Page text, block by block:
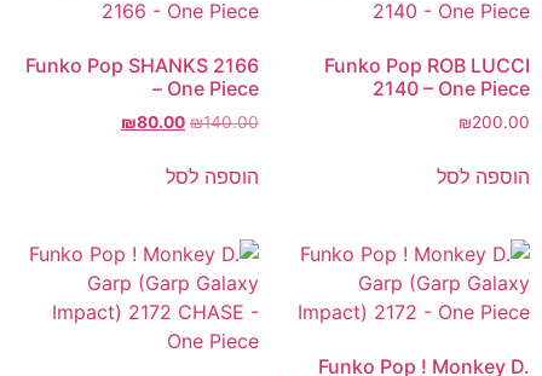
Funko Pop ROB LUCCI
2140 – One Piece
₪200.00
הוספה לסל
Funko Pop SHANKS 2166
– One Piece
₪140.00
₪80.00
הוספה לסל
Funko Pop ! Monkey D.